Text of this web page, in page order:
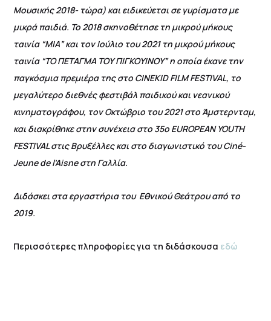
Μουσικής 2018- τώρα) και ειδικεύεται σε γυρίσματα με
μικρά παιδιά. Το 2018 σκηνοθέτησε τη μικρού μήκους
ταινία “ΜΙΑ” και τον Ιούλιο του 2021 τη μικρού μήκους
ταινία “ΤΟ ΠΕΤΑΓΜΑ ΤΟΥ ΠΙΓΚΟΥΙΝΟΥ” η οποία έκανε την
παγκόσμια πρεμιέρα της στο CINEKID FILM FESTIVAL, το
μεγαλύτερο διεθνές φεστιβάλ παιδικού και νεανικού
κινηματογράφου, τον Οκτώβριο του 2021 στο Άμστερνταμ,
και διακρίθηκε στην συνέχεια στο 35ο EUROPEAN YOUTH
FESTIVAL στις Βρυξέλλες και στο διαγωνιστικό του Ciné-
Jeune de l’Aisne στη Γαλλία.
Διδάσκει στα εργαστήρια του Εθνικού Θεάτρου από το
2019.
Περισσότερες πληροφορίες για τη διδάσκουσα εδώ